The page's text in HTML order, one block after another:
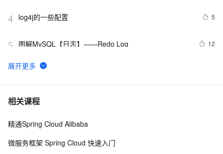
4 log4j的一些配置 5
5 图解MySQL【日志】——Redo Log 12
6 Log4J 漏洞复现+漏洞靶场
7 python 技术篇-logging模块的日志定期清理设置，自动清
8 SLS新版告警入门-旧版告警升级
相关课程
精通Spring Cloud Alibaba
微服务框架 Spring Cloud 快速入门